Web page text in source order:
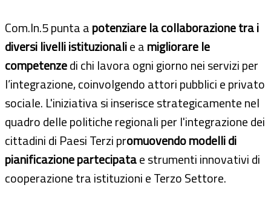
Com.In.5 punta apotenziare la collaborazione tra i
diversi livelli istituzionalie amigliorare le
competenzedi chi lavora ogni giorno nei servizi per
l’integrazione, coinvolgendo attori pubblici e privato
sociale. L'iniziativa si inserisce strategicamente nel
quadro delle politiche regionali per l'integrazione dei
cittadini di Paesi Terzi promuovendo modelli di
pianificazione partecipatae strumenti innovativi di
cooperazione tra istituzioni e Terzo Settore.